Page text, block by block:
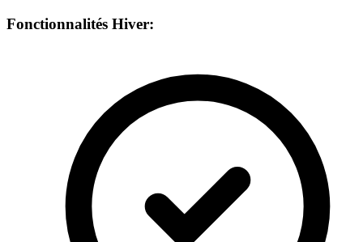
Fonctionnalités Hiver: